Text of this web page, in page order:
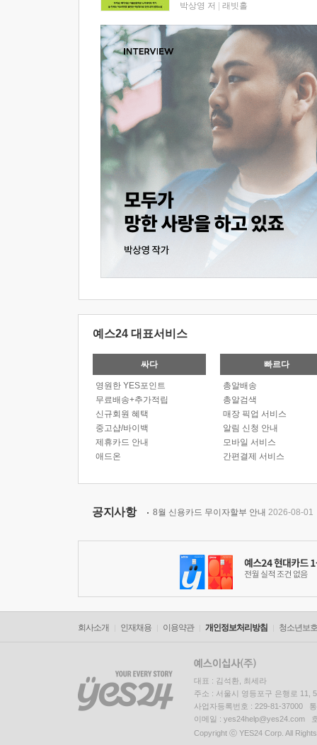
박상영 저 래빗홀
예스24 대표서비스
싸다
영원한 YES포인트
무료배송+추가적립
신규회원 혜택
중고샵/바이백
제휴카드 안내
애드온
빠르다
총알배송
총알검색
매장 픽업 서비스
알림 신청 안내
모바일 서비스
간편결제 서비스
공지사항 8월 신용카드 무이자할부 안내 2026-08-01
회사소개 인재채용 이용약관 개인정보처리방침 청소년보
대표 : 김석환, 최세라
주소 : 서울시 영등포구 은행로 11,
사업자등록번호 : 229-81-37000
이메일 : yes24help@yes24.com
Copyright ⓒ YES24 Corp. All